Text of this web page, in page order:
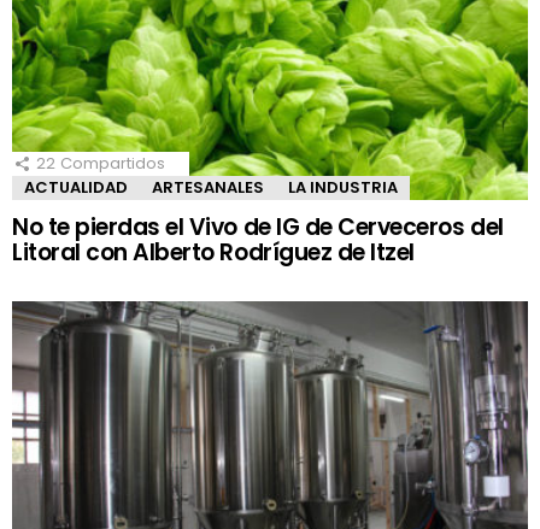
22 Compartidos
ACTUALIDAD
ARTESANALES LA INDUSTRIA
No te pierdas el Vivo de IG de Cerveceros del
Litoral con Alberto Rodríguez de Itzel